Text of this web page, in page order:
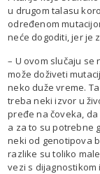
u drugom talasu
određenom
neće dogoditi, jer je
– U ovom slučaju se
može doživeti
neko duže vreme.
treba neki izvor u
pređe na čoveka,
a za to su potrebne
neki od genotipova
razlike su toliko
vezi s